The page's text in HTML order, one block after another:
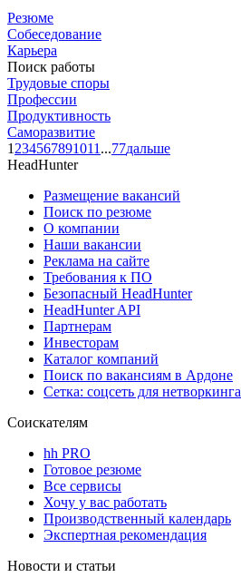
Резюме
Собеседование
Карьера
Поиск работы
Трудовые споры
Профессии
Продуктивность
Саморазвитие
1 234567891011 ...77дальше
HeadHunter
Размещение вакансий
Поиск по резюме
О компании
Наши вакансии
Реклама на сайте
Требования к ПО
Безопасный HeadHunter
HeadHunter API
Партнерам
Инвесторам
Каталог компаний
Поиск по вакансиям в Ардоне
Сетка: соцсеть для нетворкинга
Соискателям
hh PRO
Готовое резюме
Все сервисы
Хочу у вас работать
Производственный календарь
Экспертная рекомендация
Новости и статьи